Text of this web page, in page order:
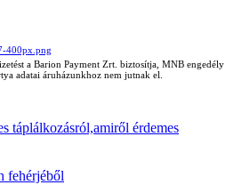
a Barion Payment Zrt. biztosítja, MNB engedély
adatai áruházunkhoz nem jutnak el.
táplálkozásról,amiről érdemes
fehérjéből